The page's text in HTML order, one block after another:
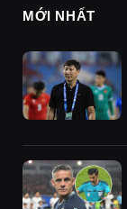
MỚI NHẤT